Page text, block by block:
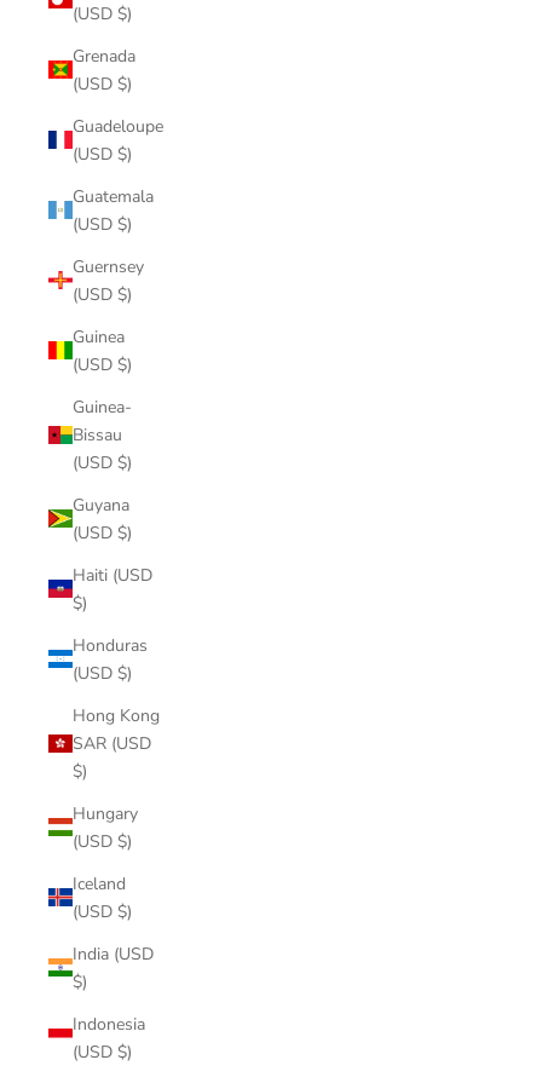
(USD $)
Grenada
(USD $)
Guadeloupe
(USD $)
Guatemala
(USD $)
Guernsey
(USD $)
Guinea
(USD $)
Guinea-
Bissau
(USD $)
Guyana
(USD $)
Haiti (USD
$)
Honduras
(USD $)
Hong Kong
SAR (USD
$)
Hungary
(USD $)
Iceland
(USD $)
India (USD
$)
Indonesia
(USD $)